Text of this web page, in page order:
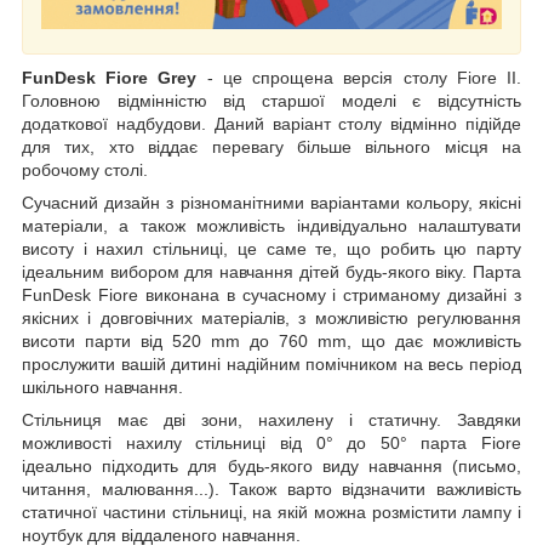
FunDesk Fiore Grey - це спрощена версія столу Fiore II.
Головною відмінністю від старшої моделі є відсутність
додаткової надбудови. Даний варіант столу відмінно підійде
для тих, хто віддає перевагу більше вільного місця на
робочому столі.
Сучасний дизайн з різноманітними варіантами кольору, якісні
матеріали, а також можливість індивідуально налаштувати
висоту і нахил стільниці, це саме те, що робить цю парту
ідеальним вибором для навчання дітей будь-якого віку. Парта
FunDesk Fiore виконана в сучасному і стриманому дизайні з
якісних і довговічних матеріалів, з можливістю регулювання
висоти парти від 520 mm до 760 mm, що дає можливість
прослужити вашій дитині надійним помічником на весь період
шкільного навчання.
Стільниця має дві зони, нахилену і статичну. Завдяки
можливості нахилу стільниці від 0° до 50° парта Fiore
ідеально підходить для будь-якого виду навчання (письмо,
читання, малювання...). Також варто відзначити важливість
статичної частини стільниці, на якій можна розмістити лампу і
ноутбук для віддаленого навчання.